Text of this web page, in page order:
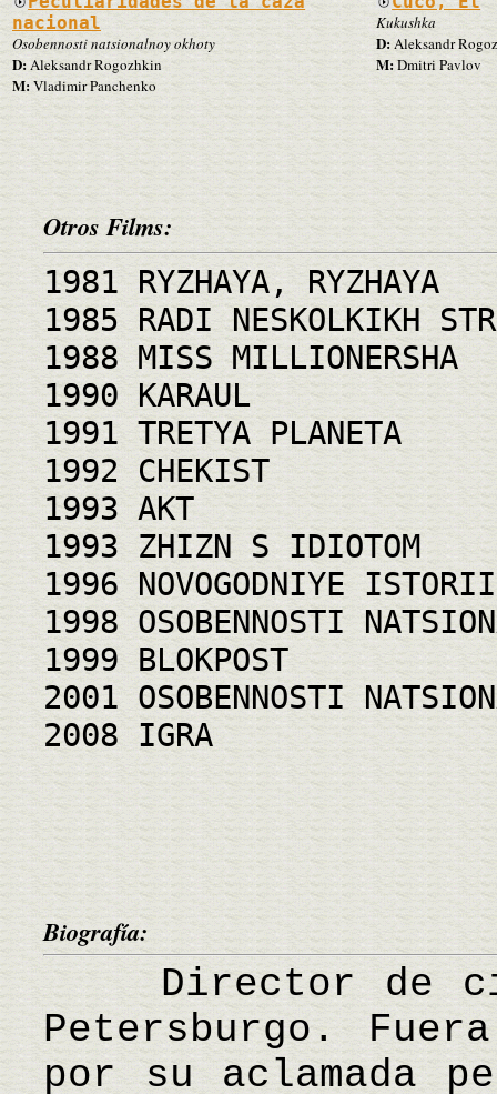
nacional
Osobennosti natsionalnoy okhoty
D:Aleksandr Rogozhkin
M:Vladimir Panchenko
Kukushka
D:Aleksandr
M:Dmitri Pavlov
Otros Films:
1981 RYZHAYA, RYZHAYA
1985 RADI NESKOLKIKH
1988 MISS MILLIONERSHA
1990 KARAUL
1991 TRETYA PLANETA
1992 CHEKIST
1993 AKT
1993 ZHIZN S IDIOTOM
1996 NOVOGODNIYE ISTORII
1998 OSOBENNOSTI
1999 BLOKPOST
2001 OSOBENNOSTI
2008 IGRA
Biografía:
Director de
Petersburgo.
por su aclamada